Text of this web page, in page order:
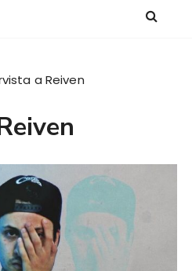
a Reiven